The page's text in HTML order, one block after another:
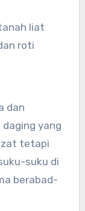
liat
roti
dan
yang
tetapi
suku di
berabad-